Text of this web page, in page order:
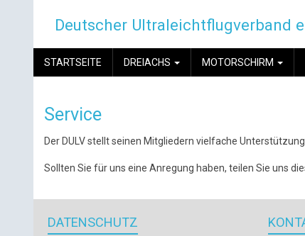
Deutscher Ultraleichtflugverband
MAIN
NAVIGATION
STARTSEITE DREIACHS MOTORSCHIRM
Service
Der DULV stellt seinen Mitgliedern vielfache
Sollten Sie für uns eine Anregung haben, teilen Sie uns
DATENSCHUTZ